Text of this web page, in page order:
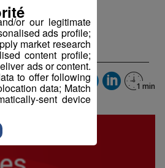
or our legitimate
ads profile;
market research
content profile;
ads or content.
to offer following
data; Match
sent device